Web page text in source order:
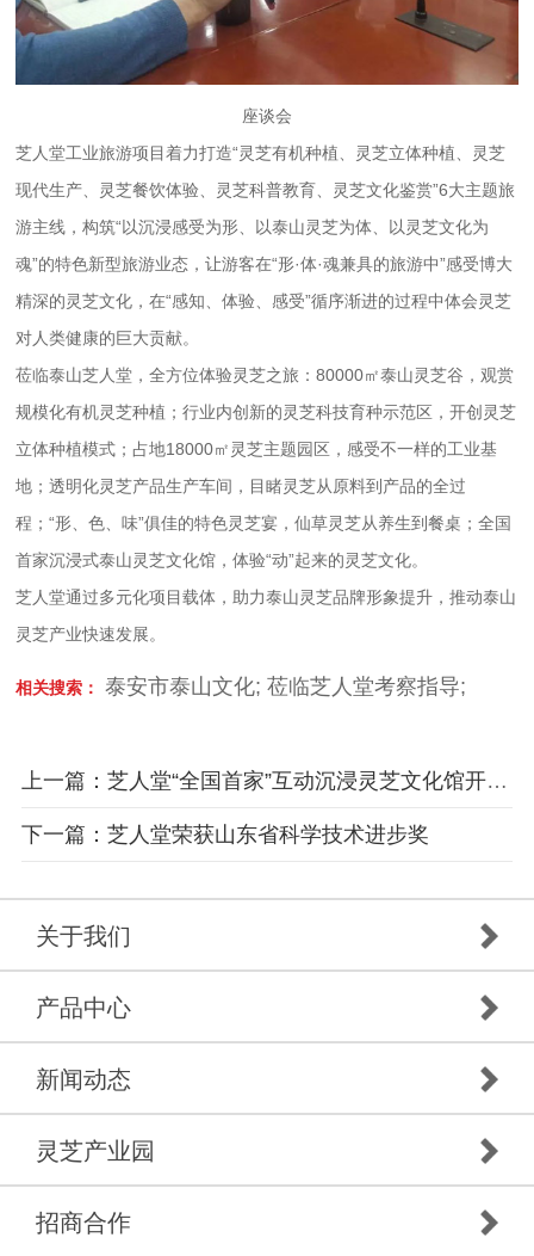
座谈会
芝人堂工业旅游项目着力打造“灵芝有机种植、灵芝立体种植、灵芝
现代生产、灵芝餐饮体验、灵芝科普教育、灵芝文化鉴赏”6大主题旅
游主线，构筑“以沉浸感受为形、以泰山灵芝为体、以灵芝文化为
魂”的特色新型旅游业态，让游客在“形·体·魂兼具的旅游中”感受博大
精深的灵芝文化，在“感知、体验、感受”循序渐进的过程中体会灵芝
对人类健康的巨大贡献。
莅临泰山芝人堂，全方位体验灵芝之旅：80000㎡泰山灵芝谷，观赏
规模化有机灵芝种植；行业内创新的灵芝科技育种示范区，开创灵芝
立体种植模式；占地18000㎡灵芝主题园区，感受不一样的工业基
地；透明化灵芝产品生产车间，目睹灵芝从原料到产品的全过
程；“形、色、味”俱佳的特色灵芝宴，仙草灵芝从养生到餐桌；全国
首家沉浸式泰山灵芝文化馆，体验“动”起来的灵芝文化。
芝人堂通过多元化项目载体，助力泰山灵芝品牌形象提升，推动泰山
灵芝产业快速发展。
相关搜索： 泰安市泰山文化; 莅临芝人堂考察指导;
上一篇：芝人堂“全国首家”互动沉浸灵芝文化馆开馆啦
下一篇：芝人堂荣获山东省科学技术进步奖
关于我们
产品中心
新闻动态
灵芝产业园
招商合作